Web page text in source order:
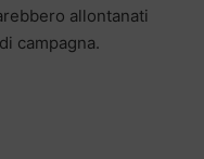
allontanati
campagna.